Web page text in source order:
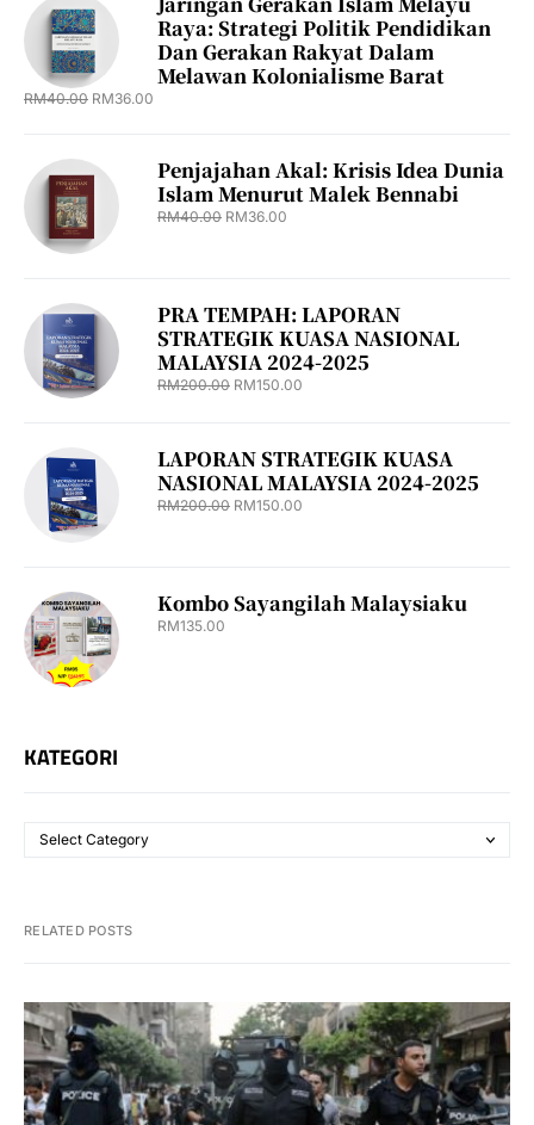
Raya: Strategi Politik Pendidikan
Dan Gerakan Rakyat Dalam
Melawan Kolonialisme Barat
RM40.00 RM36.00
Penjajahan Akal: Krisis Idea Dunia
Islam Menurut Malek Bennabi
RM40.00 RM36.00
PRA TEMPAH: LAPORAN
STRATEGIK KUASA NASIONAL
MALAYSIA 2024-2025
RM200.00 RM150.00
LAPORAN STRATEGIK KUASA
NASIONAL MALAYSIA 2024-2025
RM200.00 RM150.00
Kombo Sayangilah Malaysiaku
RM135.00
KATEGORI
RELATED POSTS